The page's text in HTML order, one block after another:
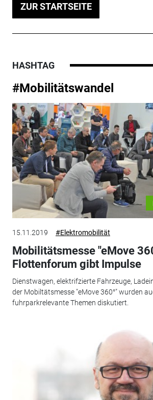
ZUR STARTSEITE
HASHTAG
#Mobilitätswandel
15.11.2019 #Elektromobilität
Mobilitätsmesse "eMove
Flottenforum gibt Impulse
Dienstwagen, elektrifzierte Fahrzeuge,
der Mobiltätsmesse "eMove 360°" wurden
fuhrparkrelevante Themen diskutiert.